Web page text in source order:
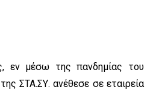
εν μέσω της πανδημίας του
ΣΤΑ.ΣΥ. ανέθεσε σε εταιρεία